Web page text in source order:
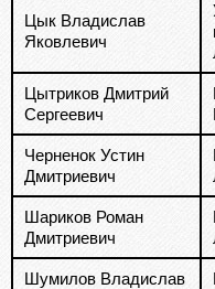
Цык Владислав
Яковлевич
Цытриков Дмитрий
Сергеевич
Черненок Устин
Дмитриевич
Шариков Роман
Дмитриевич
Шумилов Владислав